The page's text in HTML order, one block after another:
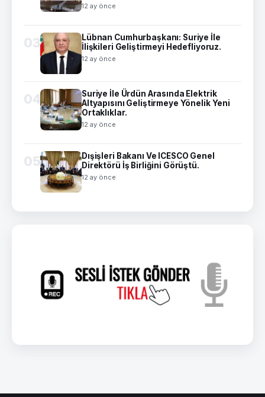
12 ay önce
03
Lübnan Cumhurbaşkanı: Suriye İle
İlişkileri Geliştirmeyi Hedefliyoruz.
12 ay önce
04
Suriye İle Ürdün Arasında Elektrik
Altyapısını Geliştirmeye Yönelik Yeni
Ortaklıklar.
12 ay önce
05
Dışişleri Bakanı Ve ICESCO Genel
Direktörü İş Birliğini Görüştü.
12 ay önce